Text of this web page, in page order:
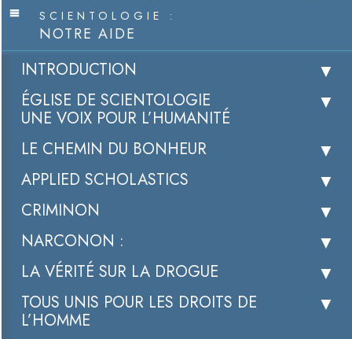
SCIENTOLOGIE :
NOTRE AIDE
INTRODUCTION
ÉGLISE DE SCIENTOLOGIE
UNE VOIX POUR L’HUMANITÉ
LE CHEMIN DU BONHEUR
APPLIED SCHOLASTICS
CRIMINON
NARCONON :
LA VÉRITÉ SUR LA DROGUE
TOUS UNIS POUR LES DROITS DE
L’HOMME